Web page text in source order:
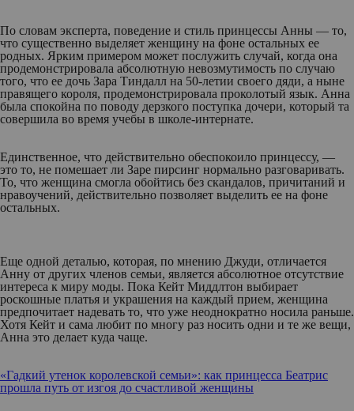
По словам эксперта, поведение и стиль принцессы Анны — то,
что существенно выделяет женщину на фоне остальных ее
родных. Ярким примером может послужить случай, когда она
продемонстрировала абсолютную невозмутимость по случаю
того, что ее дочь Зара Тиндалл на 50-летии своего дяди, а ныне
правящего короля, продемонстрировала проколотый язык. Анна
была спокойна по поводу дерзкого поступка дочери, который та
совершила во время учебы в школе-интернате.
Единственное, что действительно обеспокоило принцессу, —
это то, не помешает ли Заре пирсинг нормально разговаривать.
То, что женщина смогла обойтись без скандалов, причитаний и
нравоучений, действительно позволяет выделить ее на фоне
остальных.
Еще одной деталью, которая, по мнению Джуди, отличается
Анну от других членов семьи, является абсолютное отсутствие
интереса к миру моды. Пока Кейт Миддлтон выбирает
роскошные платья и украшения на каждый прием, женщина
предпочитает надевать то, что уже неоднократно носила раньше.
Хотя Кейт и сама любит по многу раз носить одни и те же вещи,
Анна это делает куда чаще.
«Гадкий утенок королевской семьи»: как принцесса Беатрис
прошла путь от изгоя до счастливой женщины